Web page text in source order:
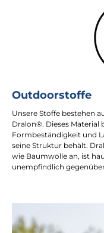
Outdoorstoffe
Unsere Stoffe bestehen
Dralon®. Dieses Material
Formbeständigkeit und
seine Struktur behält.
wie Baumwolle an, ist
unempfindlich